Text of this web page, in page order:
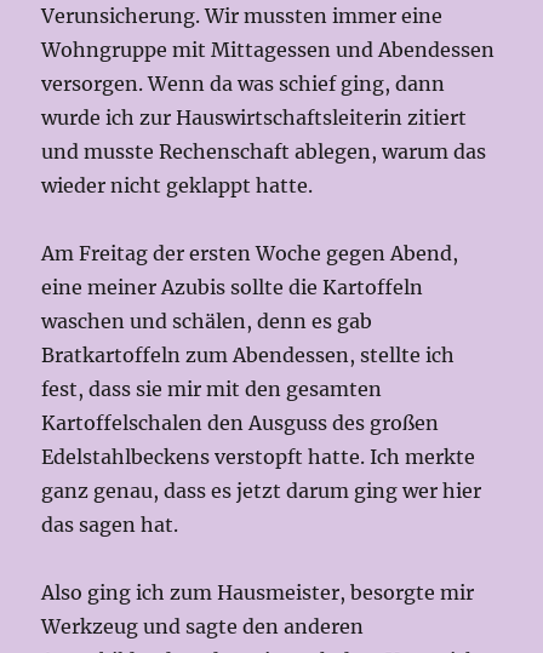
Verunsicherung. Wir mussten immer eine
Wohngruppe mit Mittagessen und Abendessen
versorgen. Wenn da was schief ging, dann
wurde ich zur Hauswirtschaftsleiterin zitiert
und musste Rechenschaft ablegen, warum das
wieder nicht geklappt hatte.
Am Freitag der ersten Woche gegen Abend,
eine meiner Azubis sollte die Kartoffeln
waschen und schälen, denn es gab
Bratkartoffeln zum Abendessen, stellte ich
fest, dass sie mir mit den gesamten
Kartoffelschalen den Ausguss des großen
Edelstahlbeckens verstopft hatte. Ich merkte
ganz genau, dass es jetzt darum ging wer hier
das sagen hat.
Also ging ich zum Hausmeister, besorgte mir
Werkzeug und sagte den anderen